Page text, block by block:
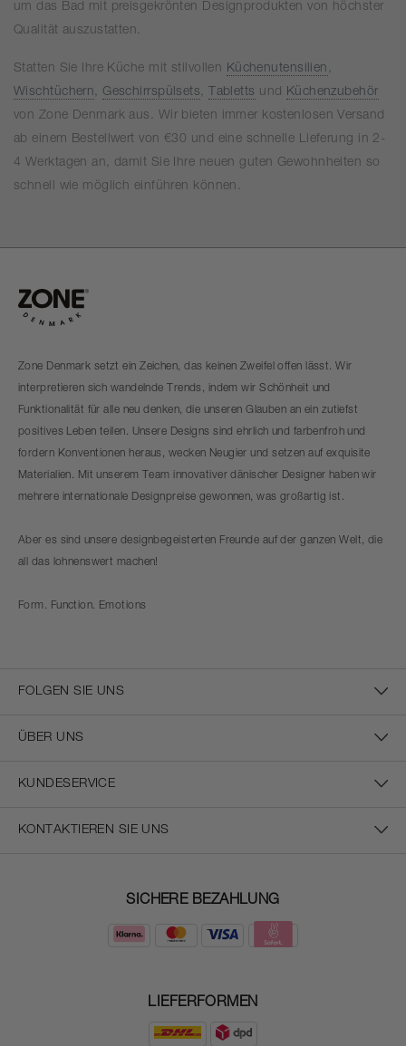
um das Bad mit preisgekrönten Designprodukten von höchster
Qualität auszustatten.
Statten Sie Ihre Küche mit stilvollen Küchenutensilien ,
Wischtüchern,Geschirrspülsets, Tabletts und Küchenzubehör
von Zone Denmark aus. Wir bieten immer kostenlosen Versand
ab einem Bestellwert von €30 und eine schnelle Lieferung in 2-
4 Werktagen an, damit Sie Ihre neuen guten Gewohnheiten so
schnell wie möglich einführen können.
Zone Denmark setzt ein Zeichen, das keinen Zweifel offen lässt. Wir
interpretieren sich wandelnde Trends, indem wir Schönheit und
Funktionalität für alle neu denken, die unseren Glauben an ein zutiefst
positives Leben teilen. Unsere Designs sind ehrlich und farbenfroh und
fordern Konventionen heraus, wecken Neugier und setzen auf exquisite
Materialien. Mit unserem Team innovativer dänischer Designer haben wir
mehrere internationale Designpreise gewonnen, was großartig ist.
Aber es sind unsere designbegeisterten Freunde auf der ganzen Welt, die
all das lohnenswert machen!
Form. Function. Emotions
FOLGEN SIE UNS
ÜBER UNS
KUNDESERVICE
KONTAKTIEREN SIE UNS
SICHERE BEZAHLUNG
LIEFERFORMEN